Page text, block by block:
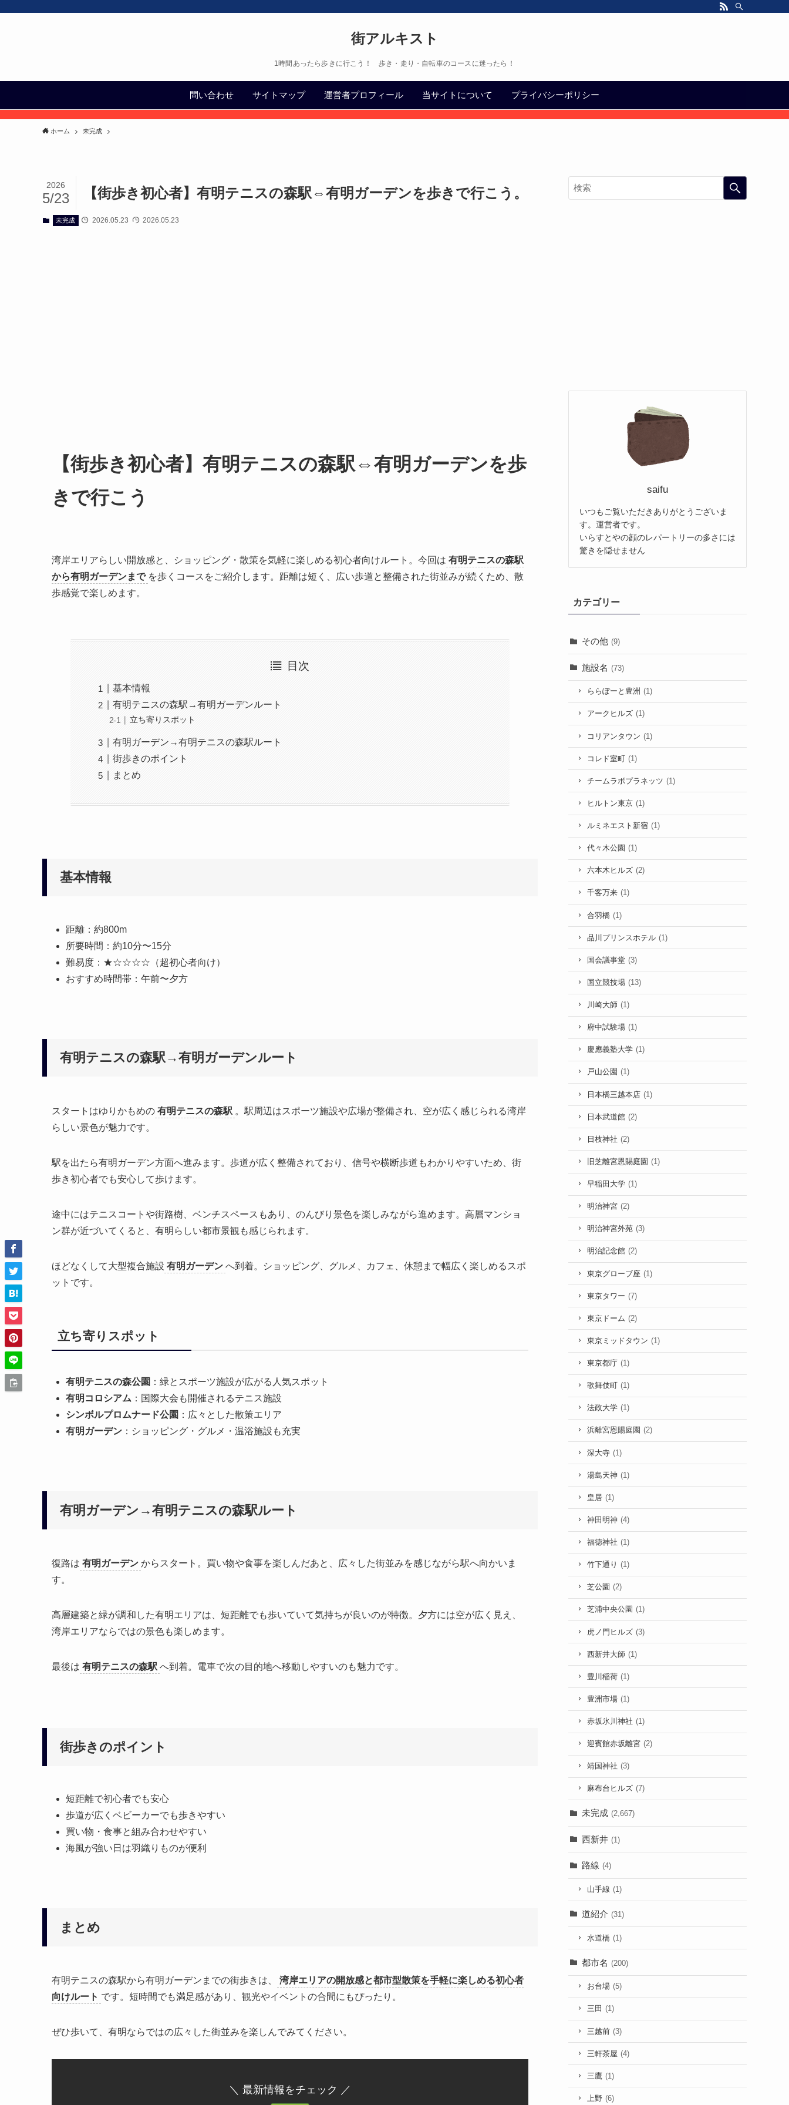
街アルキスト
1時間あったら歩きに行こう！ 歩き・走り・自転車のコースに迷ったら！
問い合わせ サイトマップ 運営者プロフィール 当サイトについて プライバシーポリシー
ホーム 未完成
【街歩き初心者】有明テニスの森駅⇔有明ガーデンを歩きで行こう。
2026
5/23
未完成 2026.05.23 2026.05.23
【街歩き初心者】有明テニスの森駅⇔有明ガーデンを歩
きで行こう
湾岸エリアらしい開放感と、ショッピング・散策を気軽に楽しめる初心者向けルート。今回は 有明テニスの森駅
から有明ガーデンまで を歩くコースをご紹介します。距離は短く、広い歩道と整備された街並みが続くため、散
歩感覚で楽しめます。
目次
基本情報
有明テニスの森駅→有明ガーデンルート
立ち寄りスポット
有明ガーデン→有明テニスの森駅ルート
街歩きのポイント
まとめ
基本情報
距離：約800m
所要時間：約10分〜15分
難易度：★☆☆☆☆（超初心者向け）
おすすめ時間帯：午前〜夕方
有明テニスの森駅→有明ガーデンルート
スタートはゆりかもめの 有明テニスの森駅 。駅周辺はスポーツ施設や広場が整備され、空が広く感じられる湾岸
らしい景色が魅力です。
駅を出たら有明ガーデン方面へ進みます。歩道が広く整備されており、信号や横断歩道もわかりやすいため、街
歩き初心者でも安心して歩けます。
途中にはテニスコートや街路樹、ベンチスペースもあり、のんびり景色を楽しみながら進めます。高層マンショ
ン群が近づいてくると、有明らしい都市景観も感じられます。
ほどなくして大型複合施設 有明ガーデン へ到着。ショッピング、グルメ、カフェ、休憩まで幅広く楽しめるスポ
ットです。
立ち寄りスポット
有明テニスの森公園 ：緑とスポーツ施設が広がる人気スポット
有明コロシアム ：国際大会も開催されるテニス施設
シンボルプロムナード公園 ：広々とした散策エリア
有明ガーデン ：ショッピング・グルメ・温浴施設も充実
有明ガーデン→有明テニスの森駅ルート
復路は 有明ガーデン からスタート。買い物や食事を楽しんだあと、広々した街並みを感じながら駅へ向かいま
す。
高層建築と緑が調和した有明エリアは、短距離でも歩いていて気持ちが良いのが特徴。夕方には空が広く見え、
湾岸エリアならではの景色も楽しめます。
最後は 有明テニスの森駅 へ到着。電車で次の目的地へ移動しやすいのも魅力です。
街歩きのポイント
短距離で初心者でも安心
歩道が広くベビーカーでも歩きやすい
買い物・食事と組み合わせやすい
海風が強い日は羽織りものが便利
まとめ
有明テニスの森駅から有明ガーデンまでの街歩きは、
湾岸エリアの開放感と都市型散策を手軽に楽しめる初心者
向けルート です。短時間でも満足感があり、観光やイベントの合間にもぴったり。
ぜひ歩いて、有明ならではの広々した街並みを楽しんでみてください。
＼ 最新情報をチェック ／
saifu
いつもご覧いただきありがとうございま
す。運営者です。
いらすとやの顔のレパートリーの多さには
驚きを隠せません
カテゴリー
その他 (9)
施設名 (73)
ららぽーと豊洲 (1)
アークヒルズ (1)
コリアンタウン (1)
コレド室町 (1)
チームラボプラネッツ (1)
ヒルトン東京 (1)
ルミネエスト新宿 (1)
代々木公園 (1)
六本木ヒルズ (2)
千客万来 (1)
合羽橋 (1)
品川プリンスホテル (1)
国会議事堂 (3)
国立競技場 (13)
川崎大師 (1)
府中試験場 (1)
慶應義塾大学 (1)
戸山公園 (1)
日本橋三越本店 (1)
日本武道館 (2)
日枝神社 (2)
旧芝離宮恩賜庭園 (1)
早稲田大学 (1)
明治神宮 (2)
明治神宮外苑 (3)
明治記念館 (2)
東京グローブ座 (1)
東京タワー (7)
東京ドーム (2)
東京ミッドタウン (1)
東京都庁 (1)
歌舞伎町 (1)
法政大学 (1)
浜離宮恩賜庭園 (2)
深大寺 (1)
湯島天神 (1)
皇居 (1)
神田明神 (4)
福徳神社 (1)
竹下通り (1)
芝公園 (2)
芝浦中央公園 (1)
虎ノ門ヒルズ (3)
西新井大師 (1)
豊川稲荷 (1)
豊洲市場 (1)
赤坂氷川神社 (1)
迎賓館赤坂離宮 (2)
靖国神社 (3)
麻布台ヒルズ (7)
未完成 (2,667)
西新井 (1)
路線 (4)
山手線 (1)
道紹介 (31)
水道橋 (1)
都市名 (200)
お台場 (5)
三田 (1)
三越前 (3)
三軒茶屋 (4)
三鷹 (1)
上野 (6)